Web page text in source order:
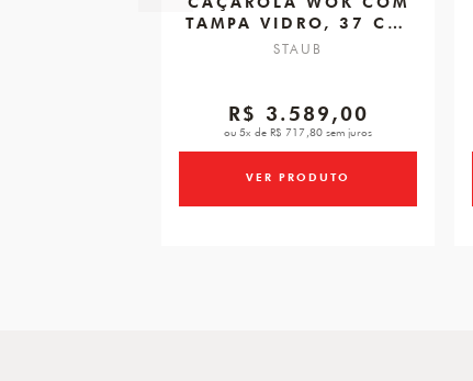
TAMPA VIDRO, 37 CM,
CEREJA, FERRO
STAUB
R$ 3.589,00
ou 5x de R$ 717,80 sem juros
VER PRODUTO